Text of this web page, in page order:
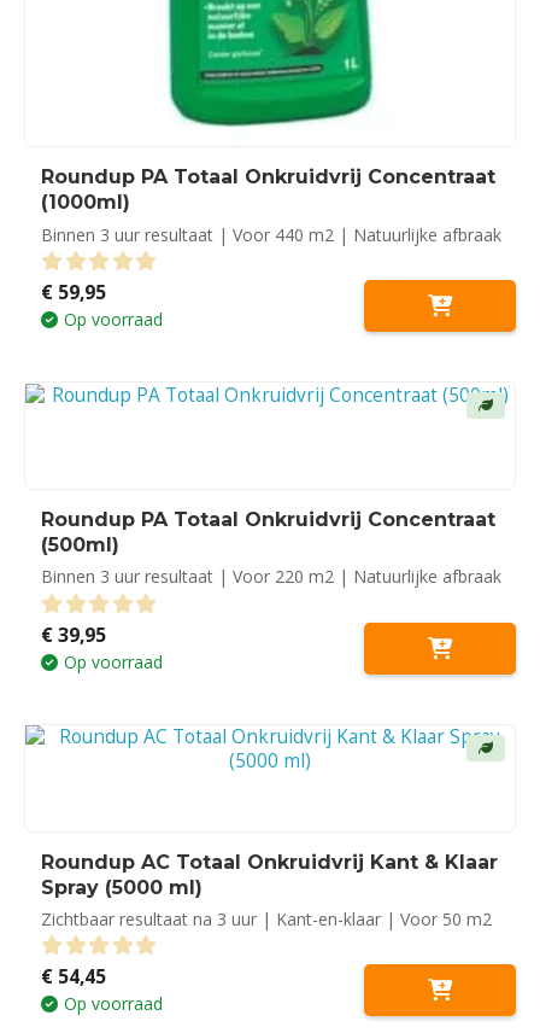
Roundup PA Totaal Onkruidvrij Concentraat
(1000ml)
Binnen 3 uur resultaat | Voor 440 m2 | Natuurlijke afbraak
0 out of 5
€ 59,95
Op voorraad
Roundup PA Totaal Onkruidvrij Concentraat
(500ml)
Binnen 3 uur resultaat | Voor 220 m2 | Natuurlijke afbraak
0 out of 5
€39,95
Op voorraad
Roundup AC Totaal Onkruidvrij Kant & Klaar
Spray (5000 ml)
Zichtbaar resultaat na 3 uur | Kant-en-klaar | Voor 50 m2
0 out of 5
€ 54,45
Op voorraad